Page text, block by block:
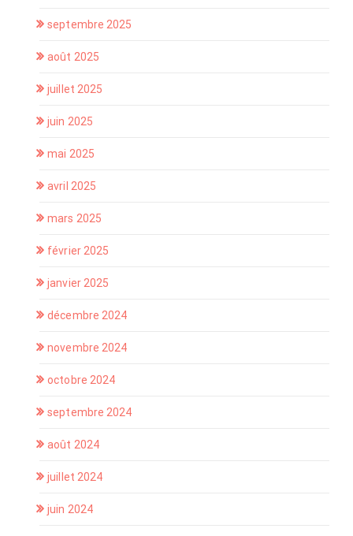
septembre 2025
août 2025
juillet 2025
juin 2025
mai 2025
avril 2025
mars 2025
février 2025
janvier 2025
décembre 2024
novembre 2024
octobre 2024
septembre 2024
août 2024
juillet 2024
juin 2024